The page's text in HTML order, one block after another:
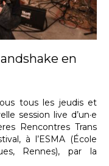
en
tous les jeudis et
session live d’un·e
Rencontres Trans
à l’ESMA (École
Rennes), par la